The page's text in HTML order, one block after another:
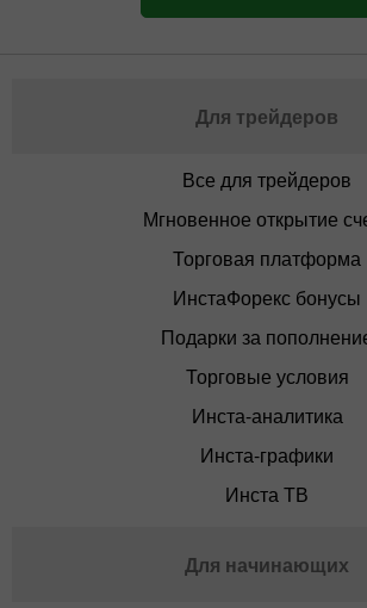
Для трейдеров
Все для трейдеров
Мгновенное открытие
Торговая платформа
ИнстаФорекс бонусы
Подарки за
Торговые условия
Инста-аналитика
Инста-графики
Инста ТВ
Для начинающих